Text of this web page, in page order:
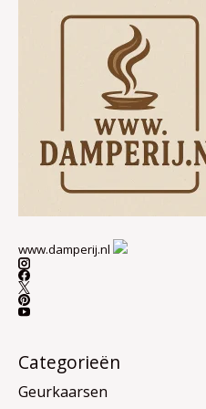
www.damperij.nl
Categorieën
Geurkaarsen